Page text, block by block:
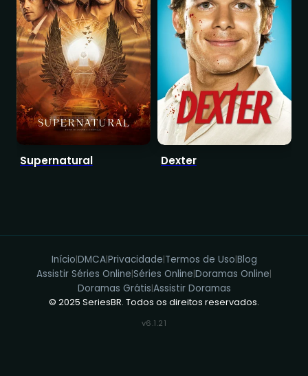
Supernatural Dexter
Início|DMCA|Privacidade|Termos de Uso|Blog
Assistir Séries Online|Séries Online|Doramas Online|
Doramas Grátis|Assistir Doramas
© 2025 SeriesBR. Todos os direitos reservados.
v6.1.21